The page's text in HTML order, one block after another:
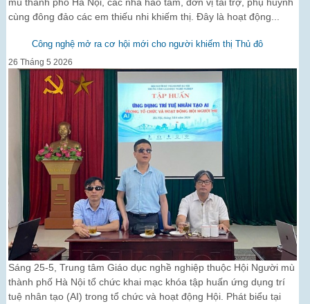
cùng đông đảo các em thiếu nhi khiếm thị. Đây là hoạt động...
Công nghệ mở ra cơ hội mới cho người khiếm thị Thủ đô
26 Tháng 5 2026
Sáng 25-5, Trung tâm Giáo dục nghề nghiệp thuộc Hội Người mù
thành phố Hà Nội tổ chức khai mạc khóa tập huấn ứng dụng trí
tuệ nhân tạo (AI) trong tổ chức và hoạt động Hội. Phát biểu tại